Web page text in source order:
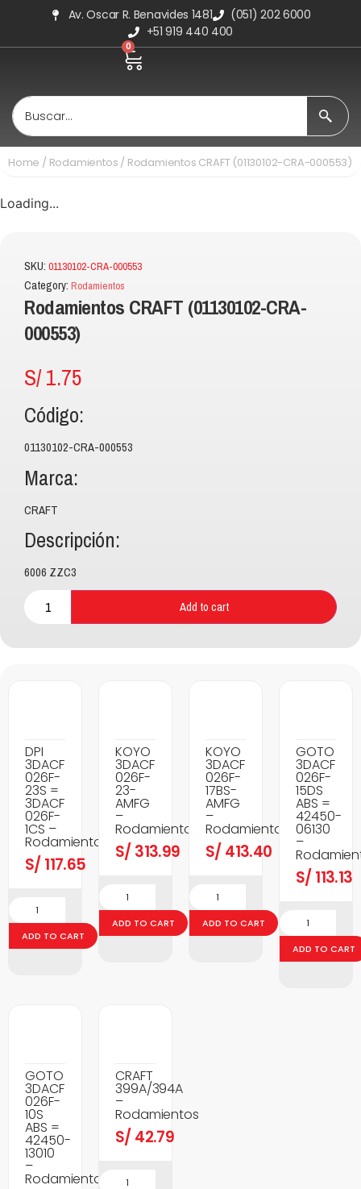
Av. Oscar R. Benavides 1481
(051) 202 6000
+51 919 440 400
0
Home / Rodamientos / Rodamientos CRAFT (01130102-CRA-000553)
Loading...
SKU: 01130102-CRA-000553
Category: Rodamientos
Rodamientos CRAFT (01130102-CRA-
000553)
S/1.75
Código:
01130102-CRA-000553
Marca:
CRAFT
Descripción:
6006 ZZC3
Add to cart
DPI
3DACF
026F-
23S =
3DACF
026F-
1CS –
Rodamientos
S/ 117.65
ADD TO CART
KOYO
3DACF
026F-
23-
AMFG
–
Rodamientos
S/ 313.99
ADD TO CART
KOYO
3DACF
026F-
17BS-
AMFG
–
Rodamientos
S/ 413.40
ADD TO CART
GOTO
3DACF
026F-
15DS
ABS =
42450-
06130
–
S/ 113.13
ADD TO CART
GOTO
3DACF
026F-
10S
ABS =
42450-
13010
–
Rodamientos
CRAFT
399A/394A
–
Rodamientos
S/ 42.79